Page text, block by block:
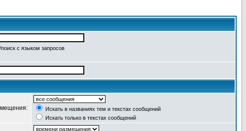
с языком запросов
Искать в названиях тем и текстах сообщений
Искать только в текстах сообщений